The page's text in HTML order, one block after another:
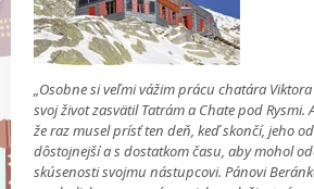
„Osobne si veľmi vážim prácu chatára
svoj život zasvätil Tatrám a Chate pod Rysmi.
že raz musel prísť ten deň, keď skončí, jeho
dôstojnejší a s dostatkom času, aby mohol
skúsenosti svojmu nástupcovi. Pánovi